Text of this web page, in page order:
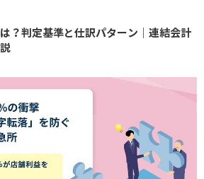
？判定基準と仕訳パターン｜連結会計